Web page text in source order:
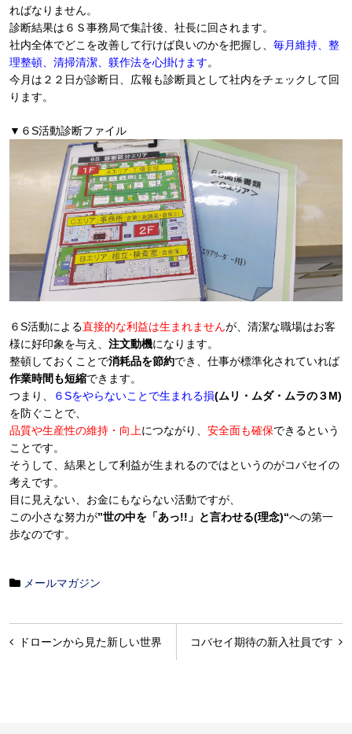
ればなりません。
診断結果は６Ｓ事務局で集計後、社長に回されます。
社内全体でどこを改善して行けば良いのかを把握し、 毎月維持、整
理整頓、清掃清潔、躾作法を心掛けます。
今月は２２日が診断日、広報も診断員として社内をチェックして回
ります。
▼６S活動診断ファイル
６S活動による直接的な利益は生まれませんが、清潔な職場はお客
様に好印象を与え、 注文動機になります。
整頓しておくことで消耗品を節約でき、仕事が標準化されていれば
作業時間も短縮できます。
つまり、
６Sをやらないことで生まれる損(ムリ・ムダ・ムラの３M)
を防ぐことで、
品質や生産性の維持・向上につながり、 安全面も確保できるという
ことです。
そうして、結果として利益が生まれるのではというのがコバセイの
考えです。
目に見えない、お金にもならない活動ですが、
この小さな努力が”世の中を「あっ!!」と言わせる(理念)“への第一
歩なのです。
メールマガジン
投
コバセイ期待の新入社員です
ドローンから見た新しい世界